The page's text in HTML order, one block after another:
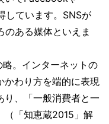
しています。SNSが
のある媒体といえま
。インターネットの
わり方を端的に表現
り、「一般消費者と一
（「知恵蔵2015」解